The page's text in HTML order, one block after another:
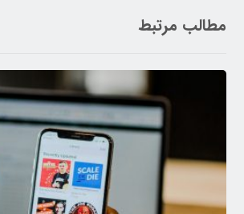
مطالب مرتبط